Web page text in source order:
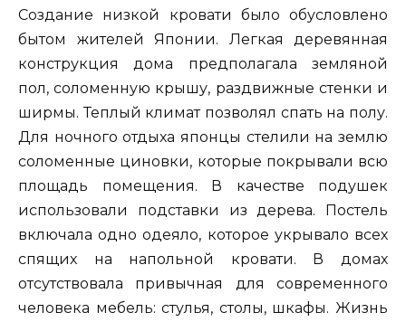
Создание низкой кровати было обусловлено
бытом жителей Японии. Легкая деревянная
конструкция дома предполагала земляной
пол, соломенную крышу, раздвижные стенки и
ширмы. Теплый климат позволял спать на полу.
Для ночного отдыха японцы стелили на землю
соломенные циновки, которые покрывали всю
площадь помещения. В качестве подушек
использовали подставки из дерева. Постель
включала одно одеяло, которое укрывало всех
спящих на напольной кровати. В домах
отсутствовала привычная для современного
человека мебель: стулья, столы, шкафы. Жизнь